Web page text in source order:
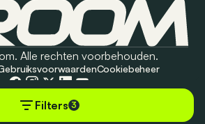
Filters 3
Alle rechten voorbehouden.
Cookiebeheer